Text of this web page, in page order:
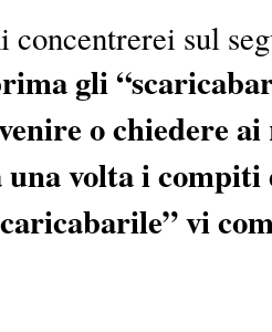
concentrerei sul
gli
o chiedere
volta i
vi